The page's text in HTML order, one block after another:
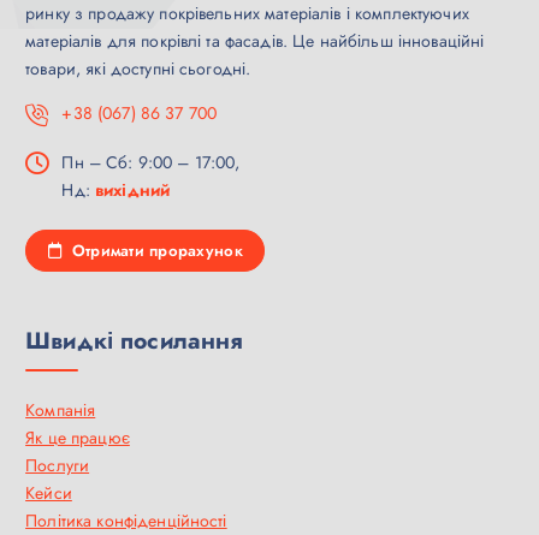
ринку з продажу покрівельних матеріалів і комплектуючих
матеріалів для покрівлі та фасадів. Це найбільш інноваційні
товари, які доступні сьогодні.
+38 (067) 86 37 700
Пн – Сб: 9:00 – 17:00,
Нд: вихідний
Отримати прорахунок
Швидкі посилання
Компанія
Як це працює
Послуги
Кейси
Політика конфіденційності